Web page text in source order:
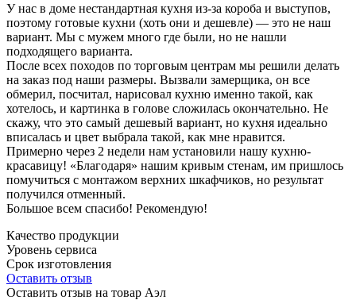
У нас в доме нестандартная кухня из-за короба и выступов,
поэтому готовые кухни (хоть они и дешевле) — это не наш
вариант. Мы с мужем много где были, но не нашли
подходящего варианта.
После всех походов по торговым центрам мы решили делать
на заказ под наши размеры. Вызвали замерщика, он все
обмерил, посчитал, нарисовал кухню именно такой, как
хотелось, и картинка в голове сложилась окончательно. Не
скажу, что это самый дешевый вариант, но кухня идеально
вписалась и цвет выбрала такой, как мне нравится.
Примерно через 2 недели нам установили нашу кухню-
красавицу! «Благодаря» нашим кривым стенам, им пришлось
помучиться с монтажом верхних шкафчиков, но результат
получился отменный.
Большое всем спасибо! Рекомендую!
Качество продукции
Уровень сервиса
Срок изготовления
Оставить отзыв
Оставить отзыв на товар Аэл